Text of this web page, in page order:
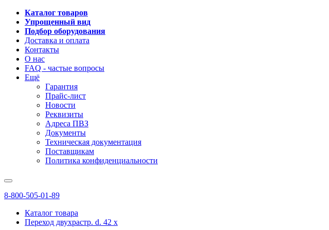
Каталог товаров
Упрощенный вид
Подбор оборудования
Доставка и оплата
Контакты
О нас
FAQ - частые вопросы
Ещё
Гарантия
Прайс-лист
Новости
Реквизиты
Адреса ПВЗ
Документы
Техническая документация
Поставщикам
Политика конфиденциальности
8-800-505-01-89
Каталог товара
Переход двухрастр. d. 42 x